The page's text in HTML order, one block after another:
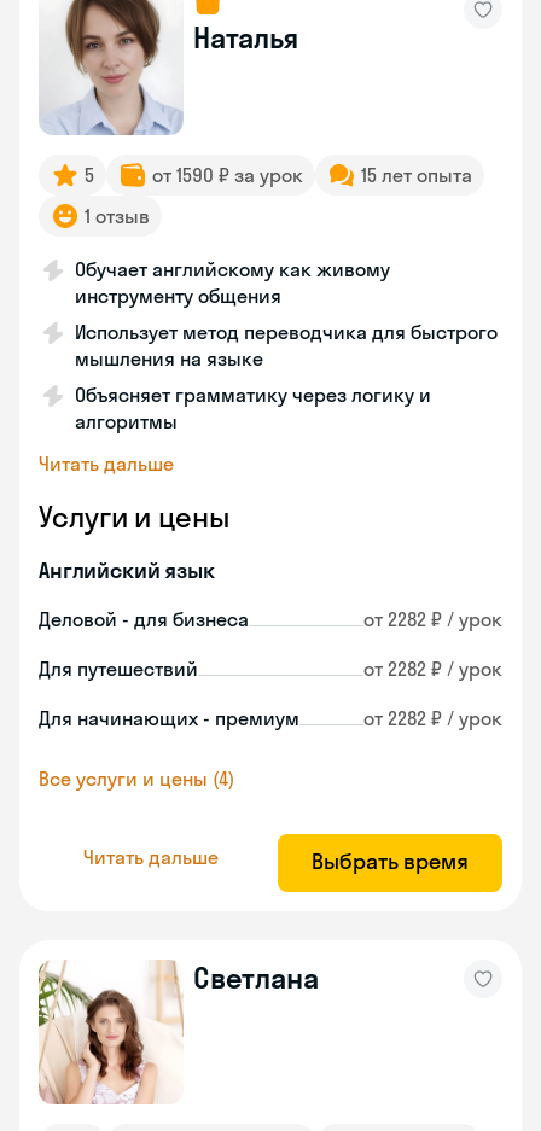
Наталья
5 от 1590 ₽ за урок
15 лет опыта
1 отзыв
Обучает английскому как живому
инструменту общения
Использует метод переводчика для быстрого
мышления на языке
Объясняет грамматику через логику и
алгоритмы
Читать дальше
Услуги и цены
Английский язык
Деловой - для бизнеса от 2282 ₽ / урок
Для путешествий от 2282 ₽ / урок
Для начинающих - премиум от 2282 ₽ / урок
Все услуги и цены (4)
Читать дальше Выбрать время
Светлана